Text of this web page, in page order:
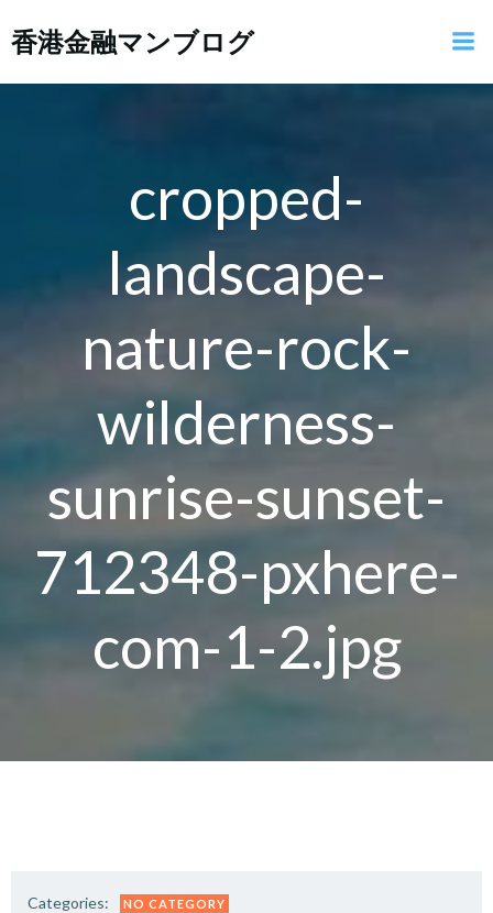
ン
ン
キ
ッ
香港金融マンブログ
cropped-
landscape-
nature-rock-
wilderness-
sunrise-sunset-
712348-pxhere-
com-1-2.jpg
Categories: NO CATEGORY